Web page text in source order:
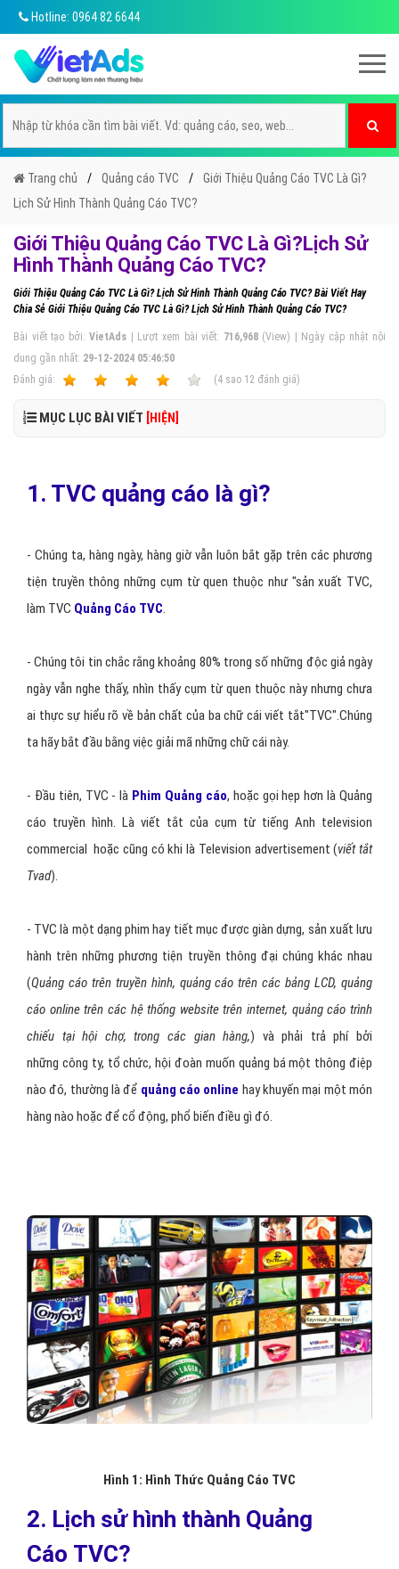
Hotline: 0964 82 6644
Trang chủ Quảng cáo TVC
Giới Thiệu Quảng Cáo TVC Là Gì?
Lịch Sử Hình Thành Quảng Cáo TVC?
Giới Thiệu Quảng Cáo TVC Là Gì?Lịch Sử
Hình Thành Quảng Cáo TVC?
Giới Thiệu Quảng Cáo TVC Là Gì? Lịch Sử Hình Thành Quảng Cáo TVC? Bài Viết Hay
Chia Sẻ Giới Thiệu Quảng Cáo TVC Là Gì? Lịch Sử Hình Thành Quảng Cáo TVC?
Bài viết tạo bởi:VietAds | Lượt xem bài viết: 716,968(View) | Ngày cập nhật nội
dung gần nhất: 29-12-2024 05:46:50
Ðánh giá:
(4 sao 12 đánh giá)
MỤC LỤC BÀI VIẾT [HIỆN]
1. TVC quảng cáo là gì?
- Chúng ta, hàng ngày, hàng giờ vẫn luôn bắt gặp trên các phương
tiện truyền thông những cụm từ quen thuộc như "sản xuất TVC,
làm TVC Quảng Cáo TVC.
- Chúng tôi tin chắc rằng khoảng 80% trong số những độc giả ngày
ngày vẫn nghe thấy, nhìn thấy cụm từ quen thuộc này nhưng chưa
ai thực sự hiểu rõ về bản chất của ba chữ cái viết tắt"TVC".Chúng
ta hãy bắt đầu bằng việc giải mã những chữ cái này.
- Đầu tiên, TVC - là Phim Quảng cáo, hoặc gọi hẹp hơn là Quảng
cáo truyền hình. Là viết tắt của cụm từ tiếng Anh television
commercial hoặc cũng có khi là Television advertisement (viết tắt
Tvad).
- TVC là một dạng phim hay tiết mục được giàn dựng, sản xuất lưu
hành trên những phương tiện truyền thông đại chúng khác nhau
(Quảng cáo trên truyền hình, quảng cáo trên các bảng LCD, quảng
cáo online trên các hệ thống website trên internet, quảng cáo trình
chiếu tại hội chợ, trong các gian hàng,) và phải trả phí bởi
những công ty, tổ chức, hội đoàn muốn quảng bá một thông điệp
nào đó, thường là để quảng cáo online hay khuyến mại một món
hàng nào hoặc để cổ động, phổ biến điều gì đó.
Hình 1: Hình Thức Quảng Cáo TVC
2. Lịch sử hình thành Quảng
Cáo TVC?